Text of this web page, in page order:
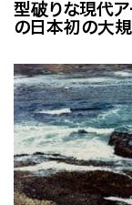
型破りな現代ア
の日本初の大